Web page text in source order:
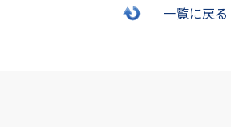
一覧に戻る